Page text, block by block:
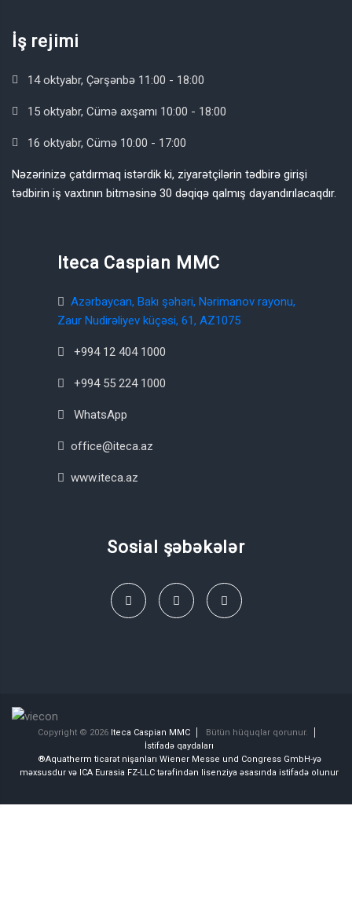
İş rejimi
14 oktyabr, Çərşənbə 11:00 - 18:00
15 oktyabr, Cümə axşamı 10:00 - 18:00
16 oktyabr, Cümə 10:00 - 17:00
Nəzərinizə çatdırmaq istərdik ki, ziyarətçilərin tədbirə girişi
tədbirin iş vaxtının bitməsinə 30 dəqiqə qalmış dayandırılacaqdır.
Iteca Caspian MMC
Azərbaycan, Bakı şəhəri, Nərimanov rayonu,
Zaur Nudirəliyev küçəsi, 61, AZ1075
+994 12 404 1000
+994 55 224 1000
WhatsApp
office@iteca.az
www.iteca.az
Sosial şəbəkələr
Copyright © 2026 Iteca Caspian MMC
Bütün hüquqlar qorunur.
İstifadə qaydaları
®Aquatherm ticarət nişanları Wiener Messe und Congress GmbH-yə
məxsusdur və ICA Eurasia FZ-LLC tərəfindən lisenziya əsasında istifadə olunur